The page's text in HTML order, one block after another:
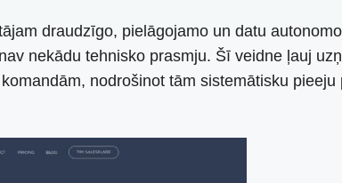
draudzīgo, pielāgojamo un datu
nekādu tehnisko prasmju. Šī veidne ļauj
nodrošinot tām sistemātisku pieeju